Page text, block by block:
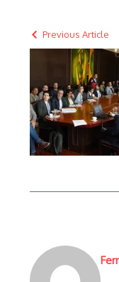
Previous Article